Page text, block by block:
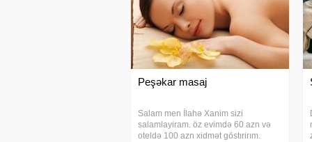
#лечебныймассаж
#masac
#səyyarmasaj
#seyyarmasaj
#müalicəvimasaj
#bodimasaj
#prostatmasaj
#masaş
Peşəkar masaj
Salam men İlahə Xanim sizi
salamlayiram. öz evimdə 60 azn və
oteldə 100 azn xidmət göstırirım.